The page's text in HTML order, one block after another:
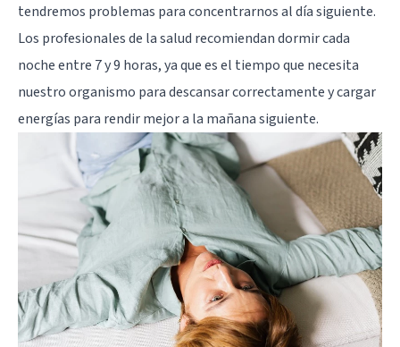
tendremos problemas para concentrarnos al día siguiente.
Los profesionales de la salud recomiendan dormir cada
noche entre 7 y 9 horas, ya que es el tiempo que necesita
nuestro organismo para descansar correctamente y cargar
energías para rendir mejor a la mañana siguiente.